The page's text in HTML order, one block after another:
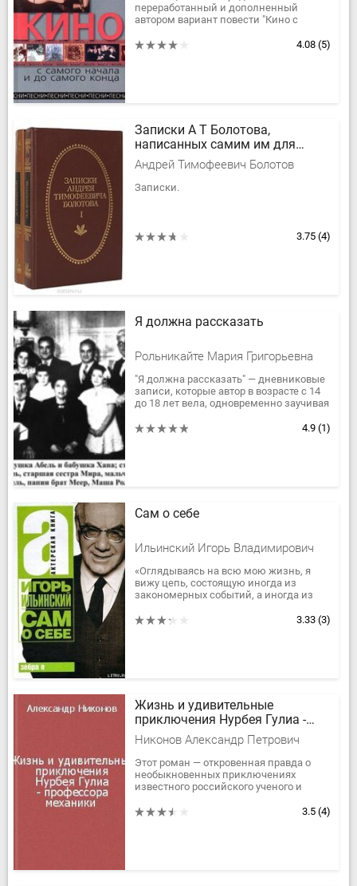
переработанный и дополненный
автором вариант повести "Кино с
рассказывающей о жизни
4.08 (5)
Записки А Т Болотова,
написанных самим им для
своих потомков
Андрей Тимофеевич Болотов
Записки.
3.75 (4)
Я должна рассказать
Рольникайте Мария Григорьевна
"Я должна рассказать" — дневниковые
записи, которые автор в возрасте с 14
до 18 лет вела, одновременно заучивая
двух нацистских...
4.9 (1)
Сам о себе
Ильинский Игорь Владимирович
«Оглядываясь на всю мою жизнь, я
вижу цепь, состоящую иногда из
закономерных событий, а иногда из
несчастливых обстоятельств,...
3.33 (3)
Жизнь и удивительные
приключения Нурбея Гулиа -
профессора механики
Никонов Александр Петрович
Этот роман — откровенная правда о
необыкновенных приключениях
известного российского ученого и
удивительным образом прошла через...
3.5 (4)